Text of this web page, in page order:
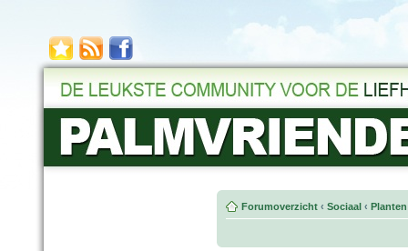
Forumoverzicht ‹ Sociaal ‹